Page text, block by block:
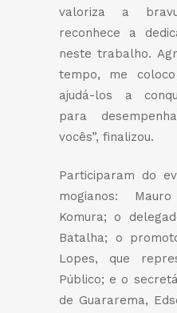
valoriza a
reconhece a
neste trabalho.
tempo, me
ajudá-los a
para
vocês”, finalizou.
Participaram do
mogianos:
Komura; o
Batalha; o
Lopes, que
Público; e o
de Guararema,